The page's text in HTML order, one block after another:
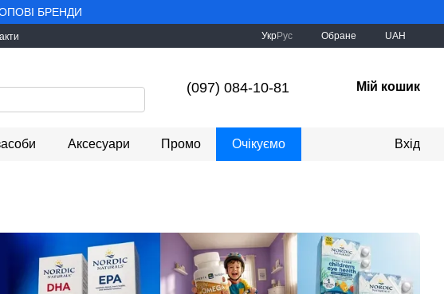
БРЕНДИ
УкрРус Обране UAH
(097) 084-10-81 Мій кошик
Аксесуари Промо Очікуємо Вхід